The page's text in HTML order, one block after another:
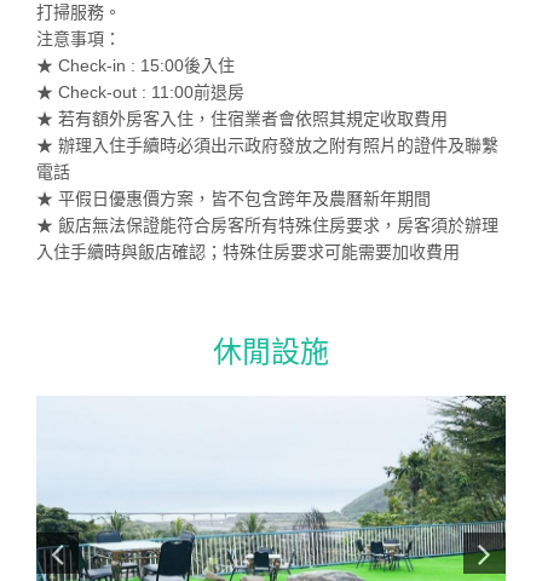
打掃服務。
注意事項：
★ Check-in : 15:00後入住
★ Check-out : 11:00前退房
★ 若有額外房客入住，住宿業者會依照其規定收取費用
★ 辦理入住手續時必須出示政府發放之附有照片的證件及聯繫
電話
★ 平假日優惠價方案，皆不包含跨年及農曆新年期間
★ 飯店無法保證能符合房客所有特殊住房要求，房客須於辦理
入住手續時與飯店確認；特殊住房要求可能需要加收費用
休閒設施